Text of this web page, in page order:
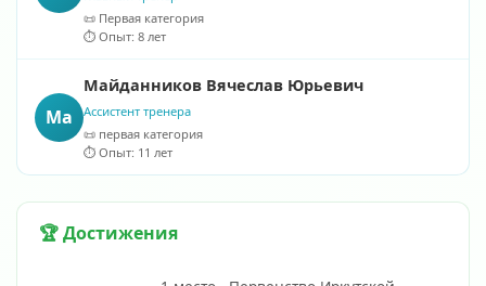
📜 Первая категория
⏱️ Опыт: 8 лет
Ма
Майданников Вячеслав Юрьевич
Ассистент тренера
📜 первая категория
⏱️ Опыт: 11 лет
🏆 Достижения